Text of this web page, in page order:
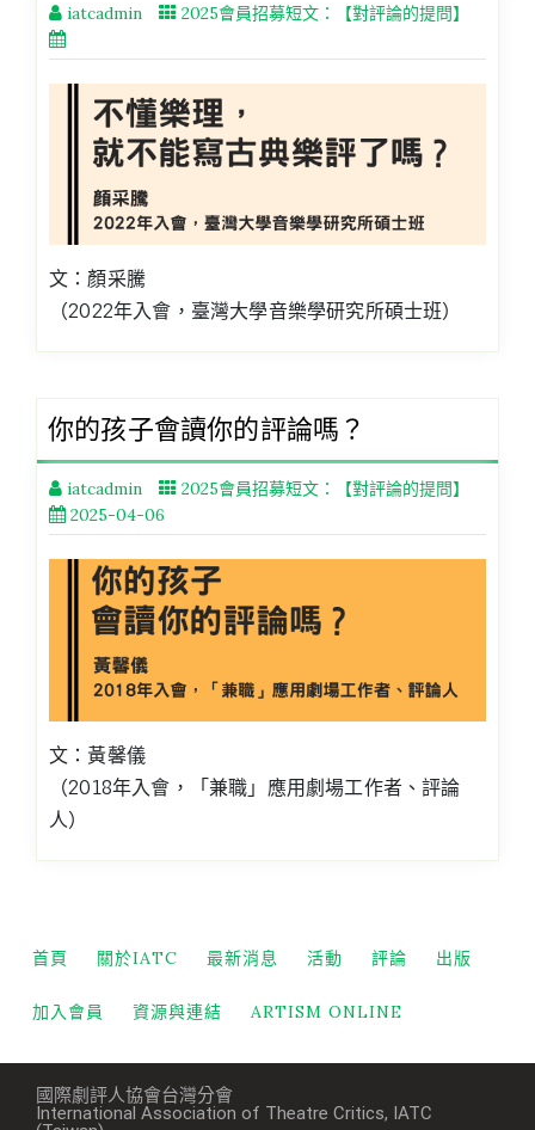
iatcadmin 2025會員招募短文：【對評論的提問】
文：顏采騰
（2022年入會，臺灣大學音樂學研究所碩士班）
你的孩子會讀你的評論嗎？
iatcadmin
2025會員招募短文：【對評論的提問】
2025-04-06
文：黃馨儀
（2018年入會，「兼職」應用劇場工作者、評論
人）
首頁 關於IATC 最新消息 活動 評論 出版
加入會員 資源與連結 ARTISM ONLINE
國際劇評人協會台灣分會
International Association of Theatre Critics, IATC